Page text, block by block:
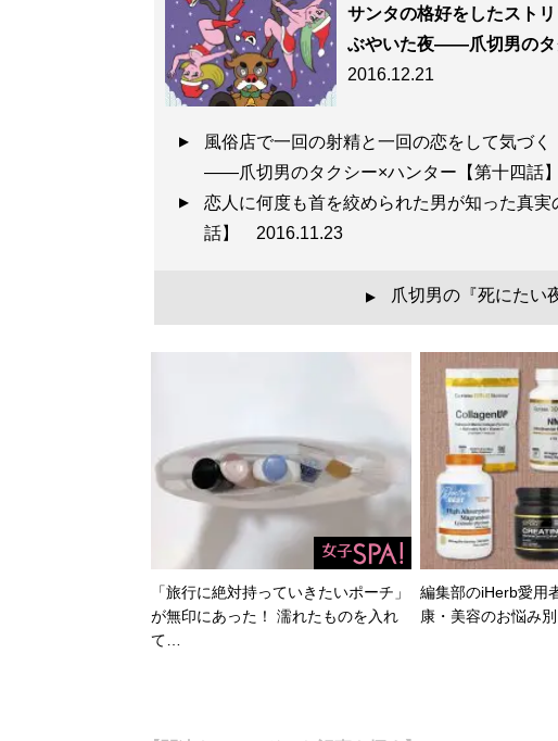
サンタの格好をしたスト
ぶやいた夜――爪切男のタ
2016.12.21
風俗店で一回の射精と一回の恋をして気づ
――爪切男のタクシー×ハンター【第十四話
恋人に何度も首を絞められた男が知った真
話】 2016.11.23
▲ 爪切男の『死にたい
「旅行に絶対持っていきたいポーチ」
が無印にあった！ 濡れたものを入れ
て…
編集部のiHerb愛用
康・美容のお悩み